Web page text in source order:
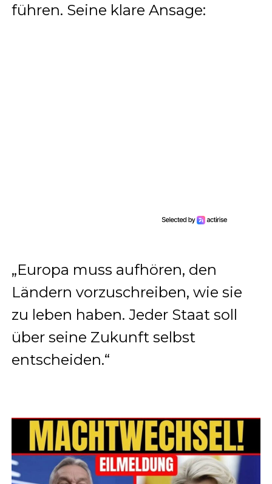
führen. Seine klare Ansage:
„Europa muss aufhören, den
Ländern vorzuschreiben, wie sie
zu leben haben. Jeder Staat soll
über seine Zukunft selbst
entscheiden.“